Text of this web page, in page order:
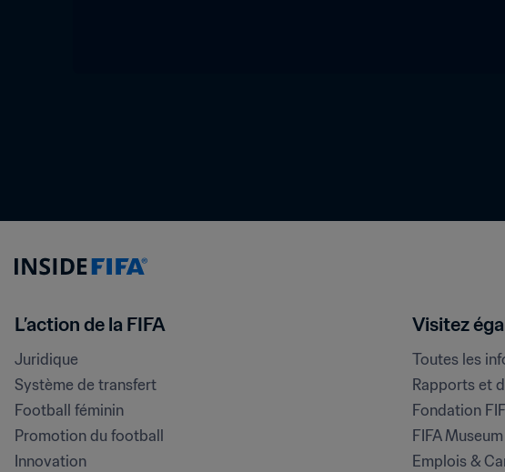
L’action de la FIFA
Juridique
Système de transfert
Football féminin
Promotion du football
Innovation
Visitez
Toutes les
Rapports et
Fondation
FIFA Museum
Emplois &